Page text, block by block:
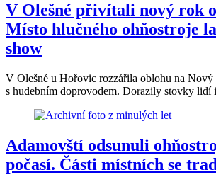
V Olešné přivítali nový rok
Místo hlučného ohňostroje
show
V Olešné u Hořovic rozzářila oblohu na Nový
s hudebním doprovodem. Dorazily stovky lidí
Adamovští odsunuli
počasí. Části místních se